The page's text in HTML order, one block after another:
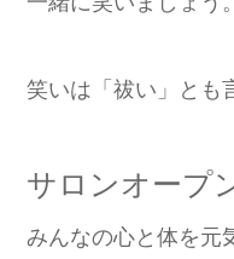
笑いは「祓い」とも
サロンオープ
みんなの心と体を元